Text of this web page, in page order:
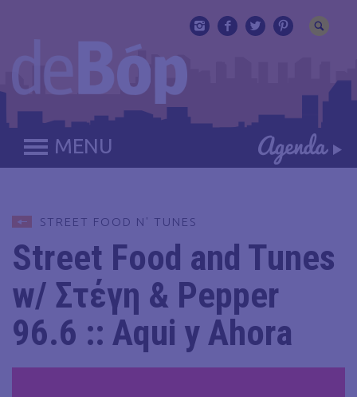
MENU
STREET FOOD N' TUNES
Street Food and Tunes
w/ Στέγη & Pepper
96.6 :: Aqui y Ahora